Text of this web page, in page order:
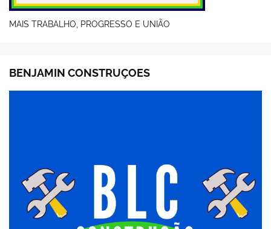
MAIS TRABALHO, PROGRESSO E UNIÃO
BENJAMIN CONSTRUÇOES